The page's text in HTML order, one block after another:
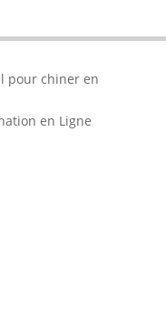
pour chiner en
en Ligne